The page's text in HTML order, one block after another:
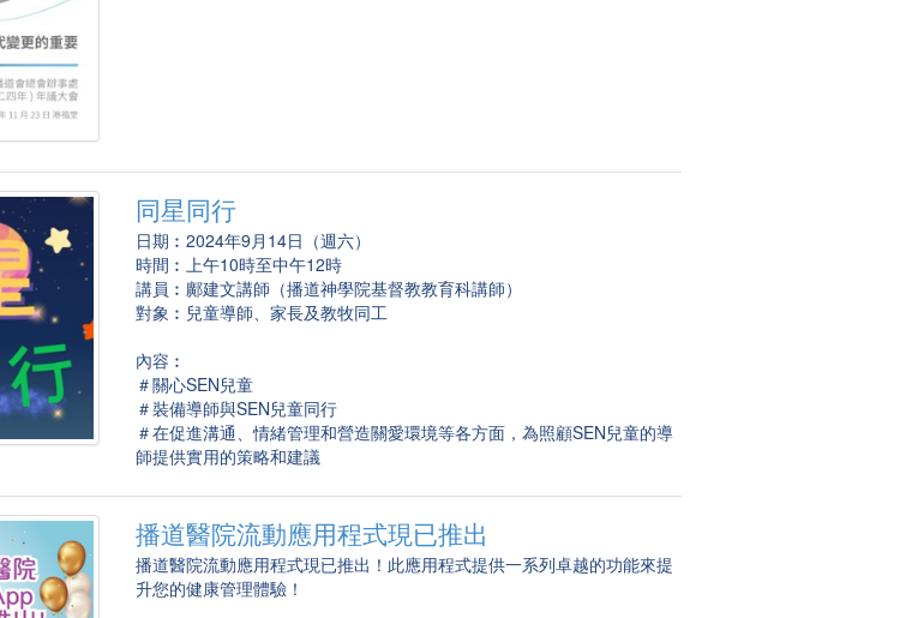
同星同行
日期︰2024年9月14日（週六）
時間︰上午10時至中午12時
講員︰鄺建文講師（播道神學院基督教教育科講師）
對象︰兒童導師、家長及教牧同工
內容︰
＃關心SEN兒童
＃裝備導師與SEN兒童同行
＃在促進溝通、情緒管理和營造關愛環境等各方面，為照顧SEN兒童的導
師提供實用的策略和建議
播道醫院流動應用程式現已推出
播道醫院流動應用程式現已推出！此應用程式提供一系列卓越的功能來提
升您的健康管理體驗！